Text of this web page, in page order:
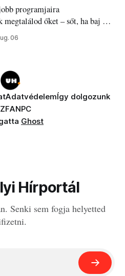
programjaira
őket – sőt, ha baj van
is!
06
AdatvédelemÍgy dolgozunk
ANPC
Ghost
Hírportál
Senki sem fogja helyetted